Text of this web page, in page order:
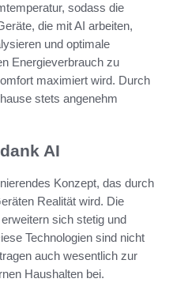
sodass die
die mit AI arbeiten,
und optimale
Energieverbrauch zu
maximiert wird. Durch
stets angenehm
AI
Konzept, das durch
Realität wird. Die
sich stetig und
Technologien sind nicht
auch wesentlich zur
Haushalten bei.